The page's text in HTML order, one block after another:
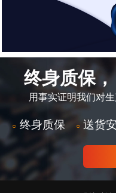
终身质保
用事实证明我们对
○ 终身质保 ○ 送货